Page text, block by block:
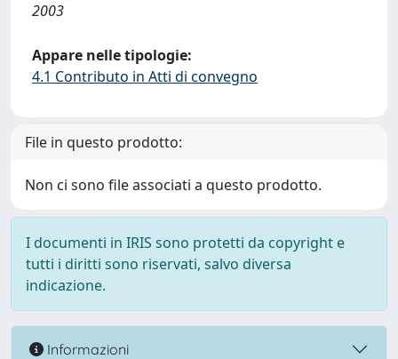
2003
Appare nelle tipologie:
4.1 Contributo in Atti di convegno
File in questo prodotto:
Non ci sono file associati a questo prodotto.
I documenti in IRIS sono protetti da copyright e
tutti i diritti sono riservati, salvo diversa
indicazione.
Informazioni